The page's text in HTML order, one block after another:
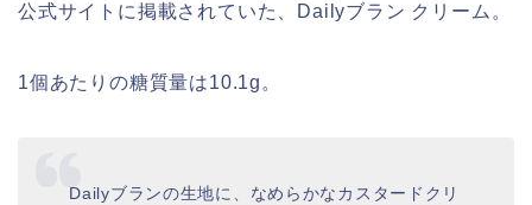
公式サイトに掲載されていた、Dailyブラン クリーム。
1個あたりの糖質量は10.1g。
Dailyブランの生地に、なめらかなカスタードクリ